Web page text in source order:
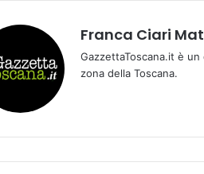
Franca Ciari
GazzettaToscana.it è
zona della Toscana.